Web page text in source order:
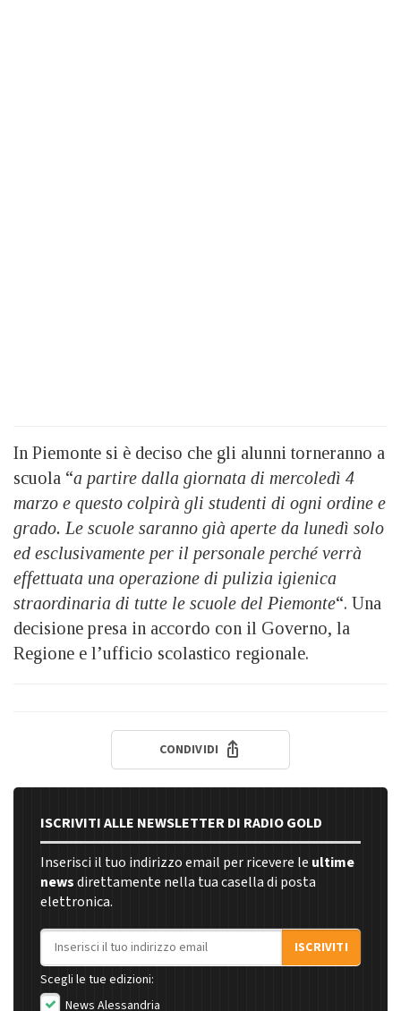
In Piemonte si è deciso che gli alunni torneranno a
scuola “a partire dalla giornata di mercoledì 4
marzo e questo colpirà gli studenti di ogni ordine e
grado. Le scuole saranno già aperte da lunedì solo
ed esclusivamente per il personale perché verrà
effettuata una operazione di pulizia igienica
straordinaria di tutte le scuole del Piemonte“. Una
decisione presa in accordo con il Governo, la
Regione e l’ufficio scolastico regionale.
CONDIVIDI
ISCRIVITI ALLE NEWSLETTER DI RADIO GOLD
Inserisci il tuo indirizzo email per ricevere le ultime
newsdirettamente nella tua casella di posta
elettronica.
Indirizzo email
ISCRIVITI
Scegli le tue edizioni:
News Alessandria